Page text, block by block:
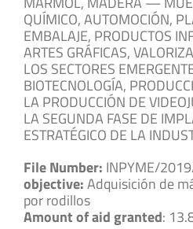
QUÍMICO, AUTOMOCIÓN,
EMBALAJE, PRODUCTOS
ARTES GRÁFICAS,
LOS SECTORES
BIOTECNOLOGÍA,
LA PRODUCCIÓN DE
LA SEGUNDA FASE DE
ESTRATÉGICO DE LA
File Number: INPYME/
objective:Adquisición de
por rodillos
Amount of aid granted: